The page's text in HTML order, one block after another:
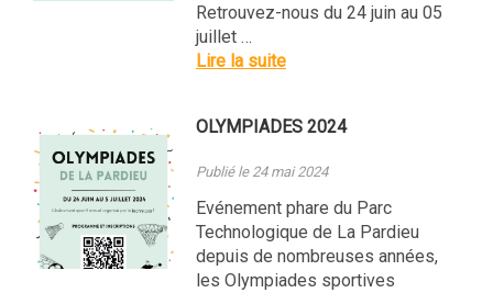
Retrouvez-nous du 24 juin au 05
juillet …
Lire la suite
OLYMPIADES 2024
Publié le 24 mai 2024
Evénement phare du Parc
Technologique de La Pardieu
depuis de nombreuses années,
les Olympiades sportives